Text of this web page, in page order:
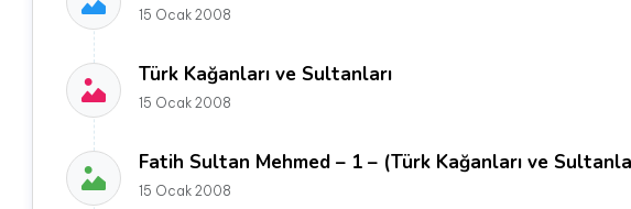
15 Ocak 2008
Türk Kağanları ve Sultanları
15 Ocak 2008
Fatih Sultan Mehmed – 1 – (Türk Kağanları ve
15 Ocak 2008